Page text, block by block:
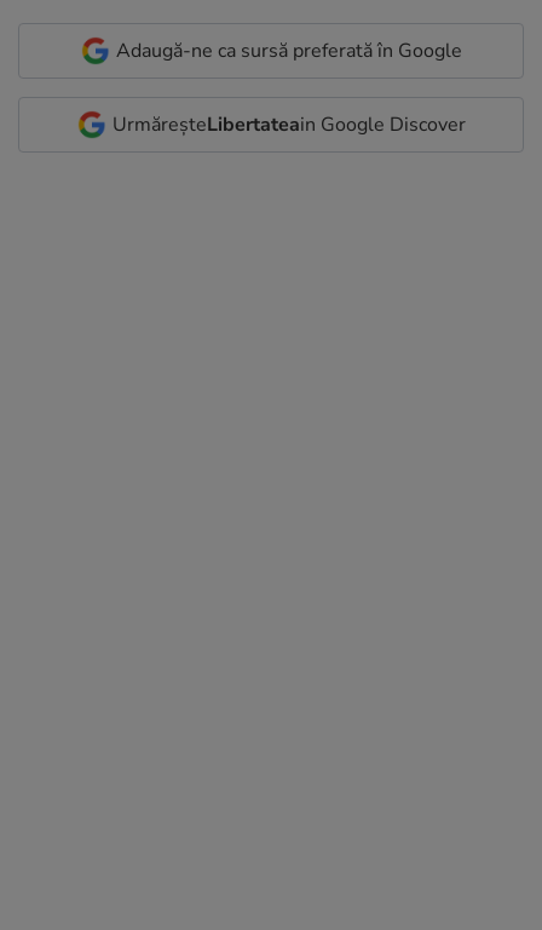
Adaugă-ne ca sursă preferată în Google
UrmăreșteLibertateain Google Discover